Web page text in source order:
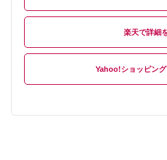
楽天
Yahoo!ショッピング